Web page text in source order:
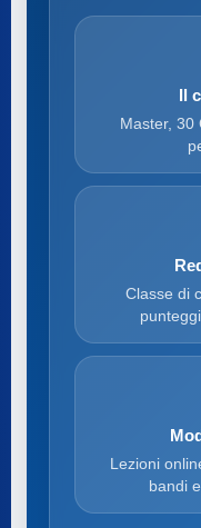
Il
Master, 30
Classe di
Lezioni
bandi